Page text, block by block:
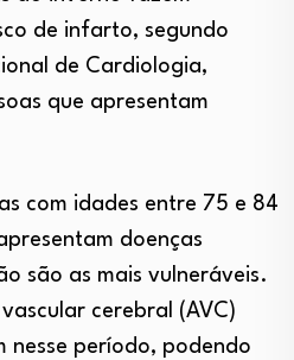
de infarto, segundo
de Cardiologia,
que apresentam
com idades entre 75 e 84
doenças
são as mais vulneráveis.
cerebral (AVC)
nesse período, podendo